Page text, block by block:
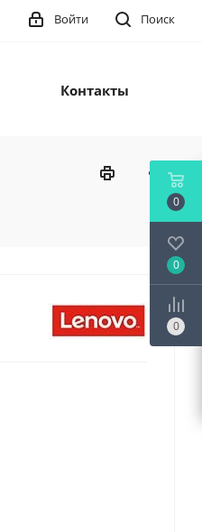
Поиск
Войти
Контакты
0
0
0